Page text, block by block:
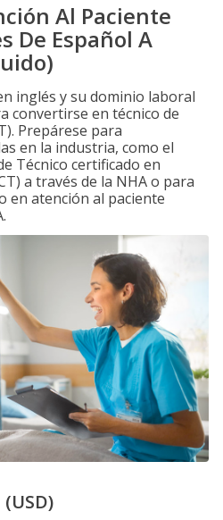
Al Paciente
De Español A
inglés y su dominio laboral
convertirse en técnico de
Prepárese para
en la industria, como el
Técnico certificado en
a través de la NHA o para
en atención al paciente
(USD)